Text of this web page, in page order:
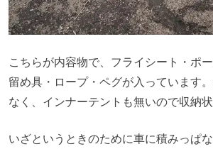
こちらが内容物で、フライシート・ポ
留め具・ロープ・ペグが入っています
なく、インナーテントも無いので収納状
いざというときのために車に積みっぱな